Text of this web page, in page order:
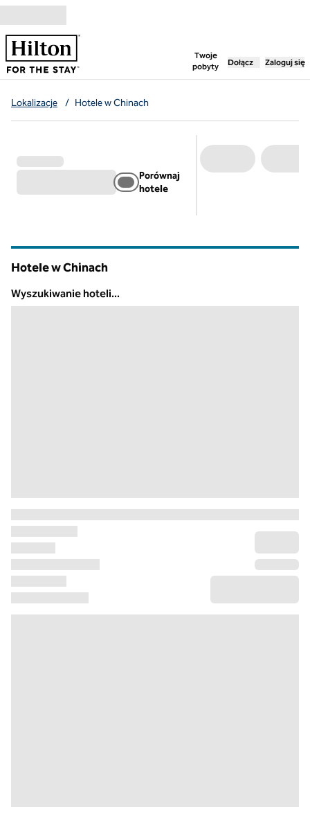
Przejdź do treści
Twoje
pobyty
,otwiera nową
Dołącz Zaloguj się
Lokalizacje / Hotele w Chinach
Porównaj
hotele
Hotele w Chinach
Wyszukiwanie hoteli...
Wyszukiwanie hoteli...